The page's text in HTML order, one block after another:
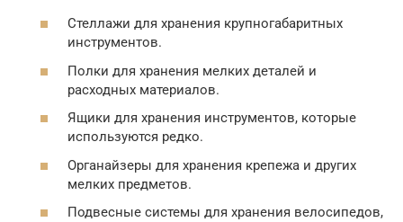
Стеллажи для хранения крупногабаритных
инструментов.
Полки для хранения мелких деталей и
расходных материалов.
Ящики для хранения инструментов, которые
используются редко.
Органайзеры для хранения крепежа и других
мелких предметов.
Подвесные системы для хранения велосипедов,